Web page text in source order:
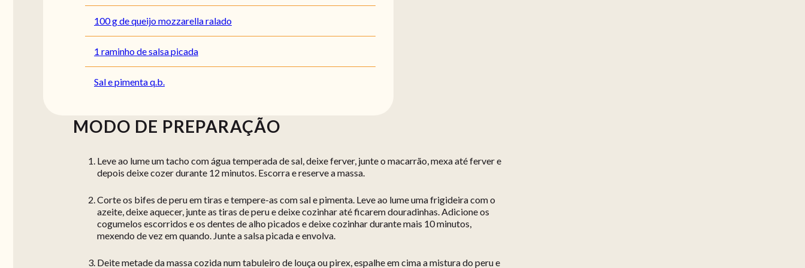
100 g de queijo mozzarella ralado
1 raminho de salsa picada
Sal e pimenta q.b.
MODO DE PREPARAÇÃO
Leve ao lume um tacho com água temperada de sal, deixe ferver, junte o macarrão, mexa até ferver e
depois deixe cozer durante 12 minutos. Escorra e reserve a massa.
Corte os bifes de peru em tiras e tempere-as com sal e pimenta. Leve ao lume uma frigideira com o
azeite, deixe aquecer, junte as tiras de peru e deixe cozinhar até ficarem douradinhas. Adicione os
cogumelos escorridos e os dentes de alho picados e deixe cozinhar durante mais 10 minutos,
mexendo de vez em quando. Junte a salsa picada e envolva.
Deite metade da massa cozida num tabuleiro de louça ou pirex, espalhe em cima a mistura do peru e